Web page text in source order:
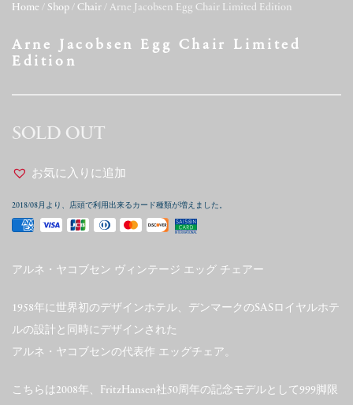
Home / Shop / Chair / Arne Jacobsen Egg Chair Limited Edition
Arne Jacobsen Egg Chair Limited
Edition
SOLD OUT
お気に入りに追加
2018/08月より、店頭で利用出来るカード種類が増えました。
アルネ・ヤコブセン ヴィンテージ エッグ チェアー
1958年に世界初のデザインホテル、デンマークのSASロイヤルホテ
ルの設計と同時にデザインされた
アルネ・ヤコブセンの代表作 エッグチェア。
こちらは2008年、FritzHansen社50周年の記念モデルとして999脚限